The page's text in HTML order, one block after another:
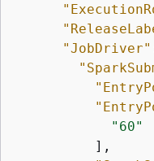
"JobDriver"
"60"
          ],